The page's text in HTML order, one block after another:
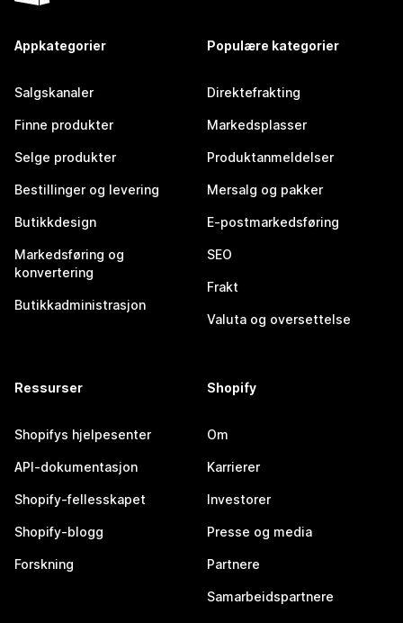
Appkategorier
Salgskanaler
Finne produkter
Selge produkter
Bestillinger og levering
Butikkdesign
Markedsføring og
konvertering
Butikkadministrasjon
Populære kategorier
Direktefrakting
Markedsplasser
Produktanmeldelser
Mersalg og pakker
E-postmarkedsføring
SEO
Frakt
Valuta og oversettelse
Ressurser
Shopifys hjelpesenter
API-dokumentasjon
Shopify-fellesskapet
Shopify-blogg
Forskning
Shopify
Om
Karrierer
Investorer
Presse og media
Partnere
Samarbeidspartnere